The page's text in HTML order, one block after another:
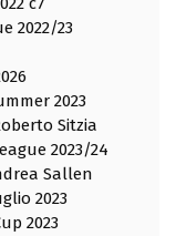
2022/23
2023
Sitzia
2023/24
Sallen
2023
2023